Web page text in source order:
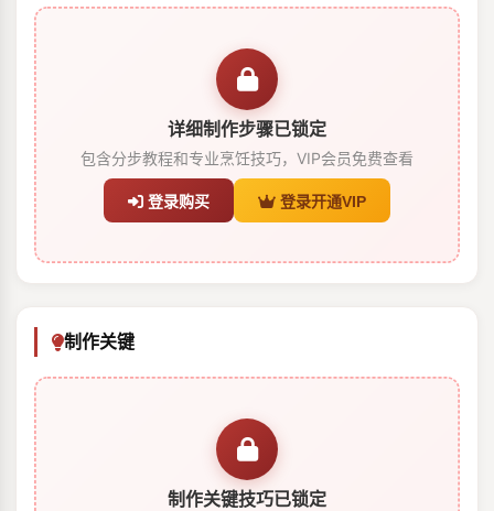
详细制作步骤已锁定
包含分步教程和专业烹饪技巧，VIP会员免费查看
登录购买 登录开通VIP
制作关键
制作关键技巧已锁定